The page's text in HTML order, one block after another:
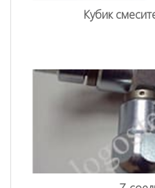
Кубик